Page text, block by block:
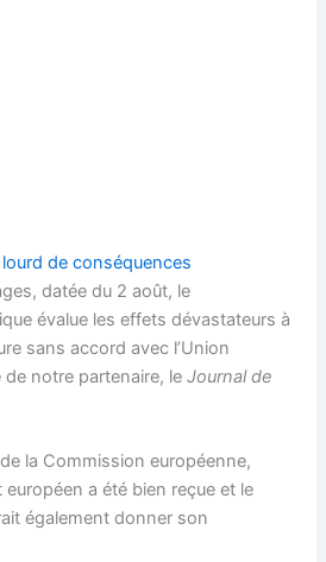
de conséquences
datée du 2 août, le
évalue les effets dévastateurs à
sans accord avec l’Union
de notre partenaire, leJournal de
la Commission européenne,
européen a été bien reçue et le
également donner son